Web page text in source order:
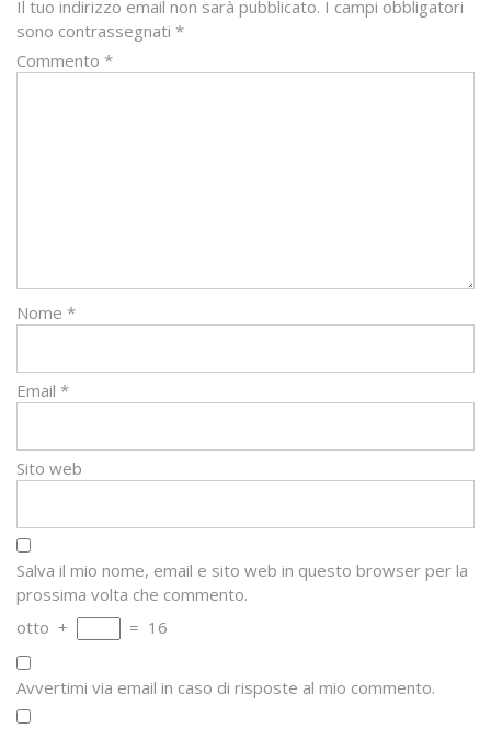
Il tuo indirizzo email non sarà pubblicato. I campi obbligatori
sono contrassegnati *
Commento *
Nome *
Email *
Sito web
Salva il mio nome, email e sito web in questo browser per la
prossima volta che commento.
otto + = 16
Avvertimi via email in caso di risposte al mio commento.